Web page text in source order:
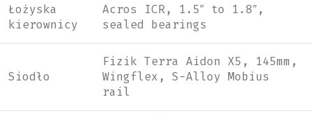
Łożyska
kierownicy
Acros ICR, 1.5″ to 1.8″,
sealed bearings
Siodło
Fizik Terra Aidon X5, 145mm,
Wingflex, S-Alloy Mobius
rail